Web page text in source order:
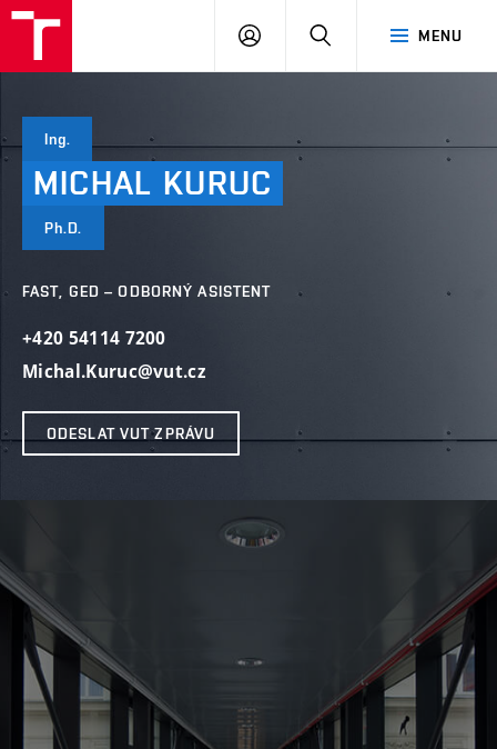
MENU
PŘIHLÁSIT
Ing.
MICHAL KURUC
Ph.D.
FAST, GED – ODBORNÝ ASISTENT
+420 54114 7200
Michal.Kuruc@vut.cz
ODESLAT VUT ZPRÁVU